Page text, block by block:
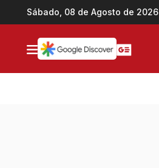
Ir direto pro conteúdo
Sábado, 08 de Agosto de 2026